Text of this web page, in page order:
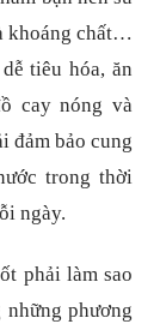
khoáng chất…
tiêu hóa, ăn
cay nóng và
đảm bảo cung
trong thời
ngày.
phải làm sao
những phương